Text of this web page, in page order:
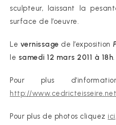
sculpteur, laissant la
surface de l’oeuvre.
Le vernissage de l’exposition
le samedi 12 mars 2011 à 18h.
Pour plus
http://www.cedricteisseire.net
Pour plus de photos cliquez ici.